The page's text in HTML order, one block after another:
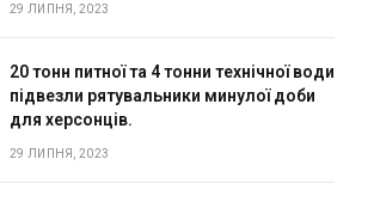
29 ЛИПНЯ, 2023
20 тонн питної та 4 тонни технічної води
підвезли рятувальники минулої доби
для херсонців.
29 ЛИПНЯ, 2023